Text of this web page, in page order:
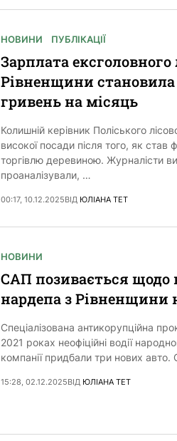
НОВИНИ ПУБЛІКАЦІЇ
Зарплата ексголовного
Рівненщини становила
гривень на місяць
Колишній керівник Поліського
високої посади після того, як став
торгівлю деревиною. Журналісти
проаналізували, …
00:17, 10.12.2025ВІД ЮЛІАНА ТЕТ
НОВИНИ
САП позивається щодо
нардепа з Рівненщини
Спеціалізована антикорупційна
2021 роках неофіційні водії
компанії придбали три нових авто.
15:28, 02.12.2025ВІД ЮЛІАНА ТЕТ